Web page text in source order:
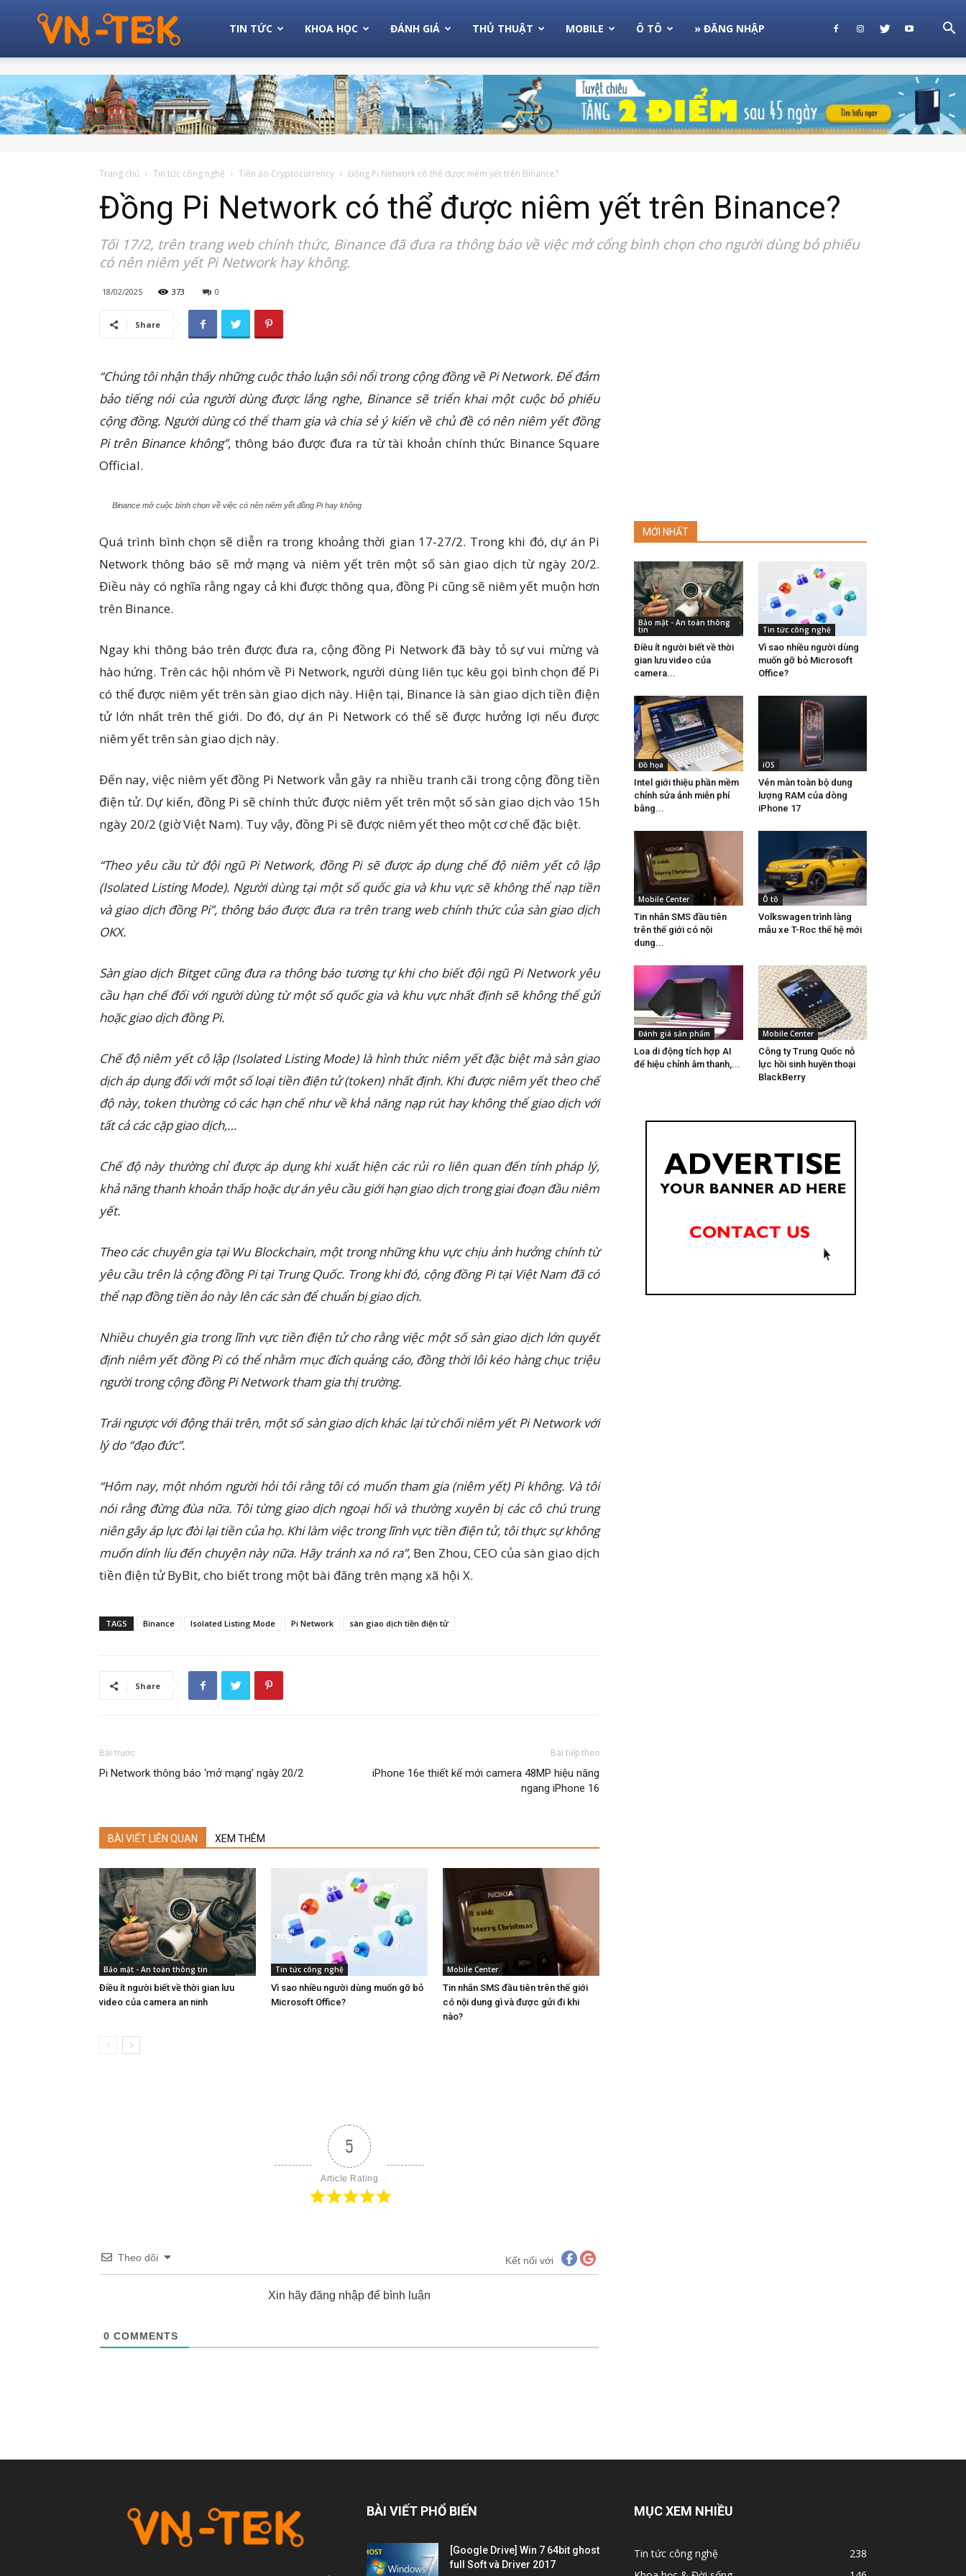
Michio
Tek
TIN TỨC KHOA HỌC ĐÁNH GIÁ THỦ THUẬT MOBILE Ô TÔ » ĐĂNG NHẬP
Trang chủ Tin tức công nghệ Tiền ảo Cryptocurrency Đồng Pi Network có thể được niêm yết trên Binance?
Đồng Pi Network có thể được niêm yết trên Binance?
Tối 17/2, trên trang web chính thức, Binance đã đưa ra thông báo về việc mở cổng bình chọn cho người dùng bỏ phiếu
có nên niêm yết Pi Network hay không.
18/02/2025 373 0
Share
“Chúng tôi nhận thấy những cuộc thảo luận sôi nổi trong cộng đồng về Pi Network. Để đảm
bảo tiếng nói của người dùng được lắng nghe, Binance sẽ triển khai một cuộc bỏ phiếu
cộng đồng. Người dùng có thể tham gia và chia sẻ ý kiến về chủ đề có nên niêm yết đồng
Pi trên Binance không”, thông báo được đưa ra từ tài khoản chính thức Binance Square
Official.
Binance mở cuộc bình chọn về việc có nên niêm yết đồng Pi hay không
Quá trình bình chọn sẽ diễn ra trong khoảng thời gian 17-27/2. Trong khi đó, dự án Pi
Network thông báo sẽ mở mạng và niêm yết trên một số sàn giao dịch từ ngày 20/2.
Điều này có nghĩa rằng ngay cả khi được thông qua, đồng Pi cũng sẽ niêm yết muộn hơn
trên Binance.
Ngay khi thông báo trên được đưa ra, cộng đồng Pi Network đã bày tỏ sự vui mừng và
hào hứng. Trên các hội nhóm về Pi Network, người dùng liên tục kêu gọi bình chọn để Pi
có thể được niêm yết trên sàn giao dịch này. Hiện tại, Binance là sàn giao dịch tiền điện
tử lớn nhất trên thế giới. Do đó, dự án Pi Network có thể sẽ được hưởng lợi nếu được
niêm yết trên sàn giao dịch này.
Đến nay, việc niêm yết đồng Pi Network vẫn gây ra nhiều tranh cãi trong cộng đồng tiền
điện tử. Dự kiến, đồng Pi sẽ chính thức được niêm yết trên một số sàn giao dịch vào 15h
ngày 20/2 (giờ Việt Nam). Tuy vậy, đồng Pi sẽ được niêm yết theo một cơ chế đặc biệt.
“Theo yêu cầu từ đội ngũ Pi Network, đồng Pi sẽ được áp dụng chế độ niêm yết cô lập
(Isolated Listing Mode). Người dùng tại một số quốc gia và khu vực sẽ không thể nạp tiền
và giao dịch đồng Pi”, thông báo được đưa ra trên trang web chính thức của sàn giao dịch
OKX.
Sàn giao dịch Bitget cũng đưa ra thông báo tương tự khi cho biết đội ngũ Pi Network yêu
cầu hạn chế đối với người dùng từ một số quốc gia và khu vực nhất định sẽ không thể gửi
hoặc giao dịch đồng Pi.
Chế độ niêm yết cô lập (Isolated Listing Mode) là hình thức niêm yết đặc biệt mà sàn giao
dịch áp dụng đối với một số loại tiền điện tử (token) nhất định. Khi được niêm yết theo chế
độ này, token thường có các hạn chế như về khả năng nạp rút hay không thể giao dịch với
tất cả các cặp giao dịch,…
Chế độ này thường chỉ được áp dụng khi xuất hiện các rủi ro liên quan đến tính pháp lý,
khả năng thanh khoản thấp hoặc dự án yêu cầu giới hạn giao dịch trong giai đoạn đầu niêm
yết.
Theo các chuyên gia tại Wu Blockchain, một trong những khu vực chịu ảnh hưởng chính từ
yêu cầu trên là cộng đồng Pi tại Trung Quốc. Trong khi đó, cộng đồng Pi tại Việt Nam đã có
thể nạp đồng tiền ảo này lên các sàn để chuẩn bị giao dịch.
Nhiều chuyên gia trong lĩnh vực tiền điện tử cho rằng việc một số sàn giao dịch lớn quyết
định niêm yết đồng Pi có thể nhằm mục đích quảng cáo, đồng thời lôi kéo hàng chục triệu
người trong cộng đồng Pi Network tham gia thị trường.
Trái ngược với động thái trên, một số sàn giao dịch khác lại từ chối niêm yết Pi Network với
lý do “đạo đức”.
“Hôm nay, một nhóm người hỏi tôi rằng tôi có muốn tham gia (niêm yết) Pi không. Và tôi
nói rằng đừng đùa nữa. Tôi từng giao dịch ngoại hối và thường xuyên bị các cô chú trung
niên gây áp lực đòi lại tiền của họ. Khi làm việc trong lĩnh vực tiền điện tử, tôi thực sự không
muốn dính líu đến chuyện này nữa. Hãy tránh xa nó ra”, Ben Zhou, CEO của sàn giao dịch
tiền điện tử ByBit, cho biết trong một bài đăng trên mạng xã hội X.
TAGS Binance Isolated Listing Mode Pi Network sàn giao dịch tiền điện tử
Share
Bài trước
Pi Network thông báo ‘mở mạng’ ngày 20/2
Bài tiếp theo
iPhone 16e thiết kế mới camera 48MP hiệu năng
ngang iPhone 16
BÀI VIẾT LIÊN QUAN XEM THÊM
Bảo mật - An toàn thông tin
Điều ít người biết về thời gian lưu
video của camera an ninh
Tin tức công nghệ
Vì sao nhiều người dùng muốn gỡ bỏ
Microsoft Office?
Mobile Center
Tin nhắn SMS đầu tiên trên thế giới
có nội dung gì và được gửi đi khi
nào?
5
Article Rating
Theo dõi Kết nối với
Xin hãy đăng nhập để bình luận
0 COMMENTS
MỚI NHẤT
Bảo mật - An toàn thông
tin
Điều ít người biết về thời
gian lưu video của
camera...
Tin tức công nghệ
Vì sao nhiều người dùng
muốn gỡ bỏ Microsoft
Office?
Đồ họa
Intel giới thiệu phần mềm
chỉnh sửa ảnh miễn phí
bằng...
iOS
Vén màn toàn bộ dung
lượng RAM của dòng
iPhone 17
Mobile Center
Tin nhắn SMS đầu tiên
trên thế giới có nội
dung...
Ô tô
Volkswagen trình làng
mẫu xe T-Roc thế hệ mới
Đánh giá sản phẩm
Loa di động tích hợp AI
để hiệu chỉnh âm thanh,...
Mobile Center
Công ty Trung Quốc nỗ
lực hồi sinh huyền thoại
BlackBerry
BÀI VIẾT PHỔ BIẾN
[Google Drive] Win 7 64bit ghost
full Soft và Driver 2017
MỤC XEM NHIỀU
Tin tức công nghệ
238